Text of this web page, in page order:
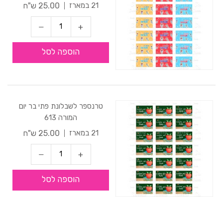
21 במארז
25.00 ש"ח
הוספה לסל
טרנספר לשבלונת פתי בר יום
המורה 613
21 במארז
25.00 ש"ח
הוספה לסל